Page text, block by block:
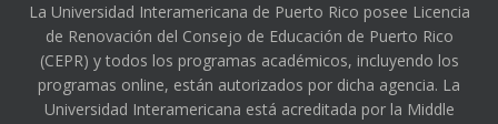
La Universidad Interamericana de Puerto Rico posee Licencia
de Renovación del Consejo de Educación de Puerto Rico
(CEPR) y todos los programas académicos, incluyendo los
programas online, están autorizados por dicha agencia. La
Universidad Interamericana está acreditada por la Middle